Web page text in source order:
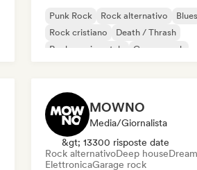
Punk Rock Rock alternativo
Blues
Rock cristiano
Death / Thrash
Rock sperimentale
Garage rock
MOWNO
Media/Giornalista
&gt; 13300 risposte date
Rock alternativoDeep house
ElettronicaGarage rock